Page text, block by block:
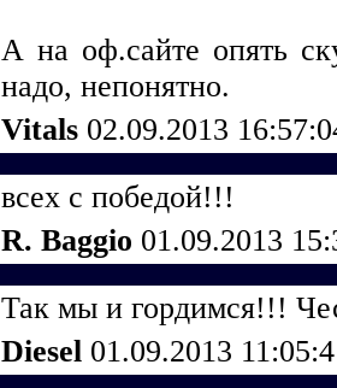
А на оф.сайте опять
надо, непонятно.
Vitals 02.09.2013
всех с победой!!!
R. Baggio 01.09.2013
Так мы и гордимся!!!
Diesel 01.09.2013